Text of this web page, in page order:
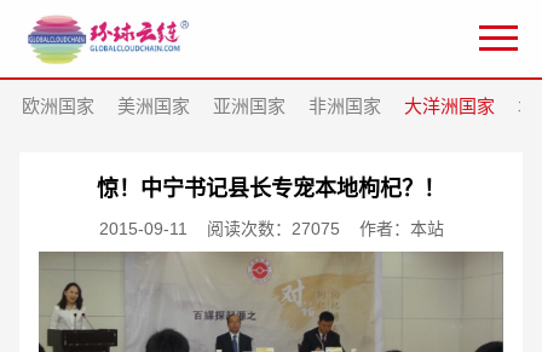
欧洲国家 美洲国家 亚洲国家 非洲国家 大洋洲国家 北
惊！中宁书记县长专宠本地枸杞？！
2015-09-11 阅读次数：27075 作者：本站